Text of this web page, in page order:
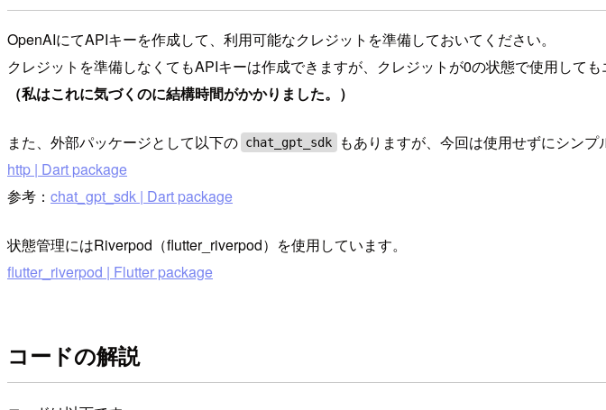
OpenAIにてAPIキーを作成して、利用可能なクレジットを準備しておいてください。
クレジットを準備しなくてもAPIキーは作成できますが、クレジットが0の状態で使用しても
（私はこれに気づくのに結構時間がかかりました。）
また、外部パッケージとして以下の chat_gpt_sdk
もありますが、今回は使用せずにシンプ
http | Dart package
参考： chat_gpt_sdk | Dart package
状態管理にはRiverpod（flutter_riverpod）を使用しています。
flutter_riverpod | Flutter package
コードの解説